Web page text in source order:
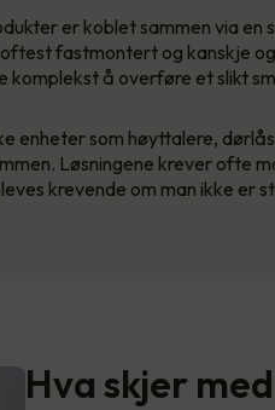
er koblet sammen via en
fastmontert og kanskje
å overføre et slikt
enheter som høyttalere,
Løsningene krever ofte
krevende om man ikke er
Hva skjer